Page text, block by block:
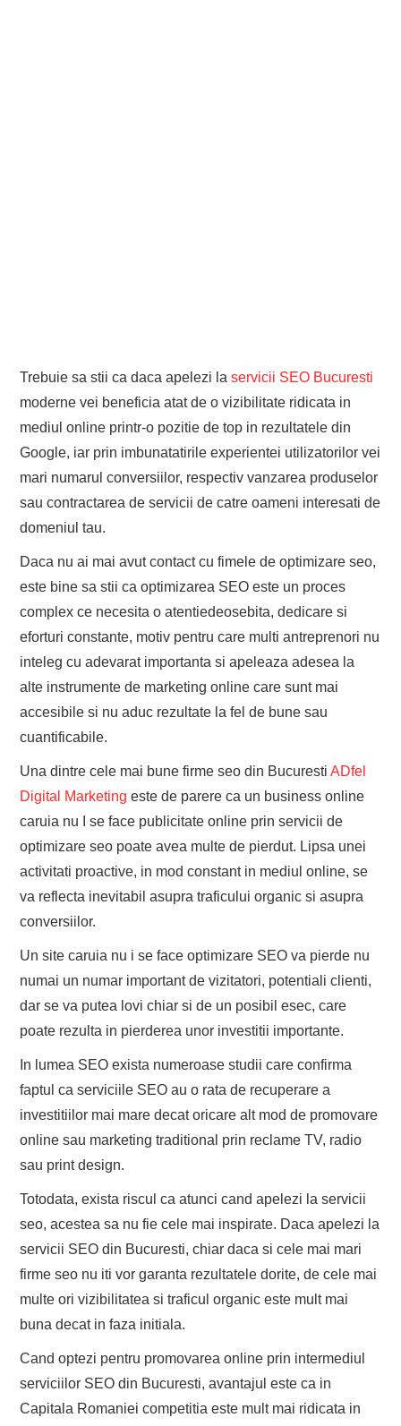
Trebuie sa stii ca daca apelezi laservicii SEO Bucuresti
moderne vei beneficia atat de o vizibilitate ridicata in
mediul online printr-o pozitie de top in rezultatele din
Google, iar prin imbunatatirile experientei utilizatorilor vei
mari numarul conversiilor, respectiv vanzarea produselor
sau contractarea de servicii de catre oameni interesati de
domeniul tau.
Daca nu ai mai avut contact cu fimele de optimizare seo,
este bine sa stii ca optimizarea SEO este un proces
complex ce necesita o atentiedeosebita, dedicare si
eforturi constante, motiv pentru care multi antreprenori nu
inteleg cu adevarat importanta si apeleaza adesea la
alte instrumente de marketing online care sunt mai
accesibile si nu aduc rezultate la fel de bune sau
cuantificabile.
Una dintre cele mai bune firme seo din BucurestiADfel
Digital Marketing este de parere ca un business online
caruia nu I se face publicitate online prin servicii de
optimizare seo poate avea multe de pierdut. Lipsa unei
activitati proactive, in mod constant in mediul online, se
va reflecta inevitabil asupra traficului organic si asupra
conversiilor.
Un site caruia nu i se face optimizare SEO va pierde nu
numai un numar important de vizitatori, potentiali clienti,
dar se va putea lovi chiar si de un posibil esec, care
poate rezulta in pierderea unor investitii importante.
In lumea SEO exista numeroase studii care confirma
faptul ca serviciile SEO au o rata de recuperare a
investitiilor mai mare decat oricare alt mod de promovare
online sau marketing traditional prin reclame TV, radio
sau print design.
Totodata, exista riscul ca atunci cand apelezi la servicii
seo, acestea sa nu fie cele mai inspirate. Daca apelezi la
servicii SEO din Bucuresti, chiar daca si cele mai mari
firme seo nu iti vor garanta rezultatele dorite, de cele mai
multe ori vizibilitatea si traficul organic este mult mai
buna decat in faza initiala.
Cand optezi pentru promovarea online prin intermediul
serviciilor SEO din Bucuresti, avantajul este ca in
Capitala Romaniei competitia este mult mai ridicata in